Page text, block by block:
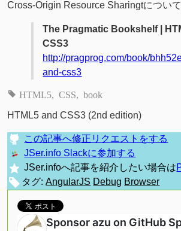
Cross-Origin Resource Sharingtについ
The Pragmatic Bookshelf |
CSS3
http://pragprog.com/book/
and-css3
HTML5 CSS book
HTML5 and CSS3 (2nd edition)
この記事へ修正リクエストをする
JSer.info Slackに参加する
JSer.infoへ記事を紹介したい場合は
タグ: AngularJS Debug Browser